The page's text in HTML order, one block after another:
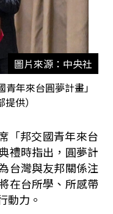
圖片來源：中央社
年來台圓夢計畫」
供）
「邦交國青年來台
禮時指出，圓夢計
台灣與友邦關係注
在台所學、所感帶
動力。